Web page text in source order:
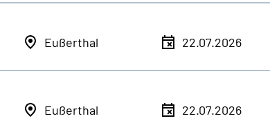
Eußerthal 22.07.2026
Eußerthal 22.07.2026